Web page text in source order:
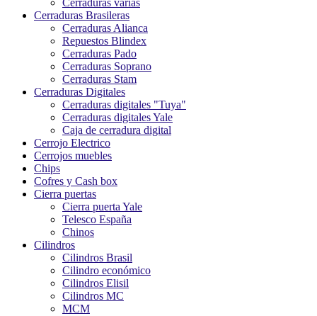
Cerraduras varias
Cerraduras Brasileras
Cerraduras Alianca
Repuestos Blindex
Cerraduras Pado
Cerraduras Soprano
Cerraduras Stam
Cerraduras Digitales
Cerraduras digitales "Tuya"
Cerraduras digitales Yale
Caja de cerradura digital
Cerrojo Electrico
Cerrojos muebles
Chips
Cofres y Cash box
Cierra puertas
Cierra puerta Yale
Telesco España
Chinos
Cilindros
Cilindros Brasil
Cilindro económico
Cilindros Elisil
Cilindros MC
MCM